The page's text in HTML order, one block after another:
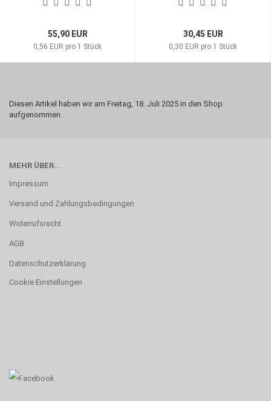
55,90 EUR
0,56 EUR pro 1 Stück
30,45 EUR
0,30 EUR pro 1 Stück
Diesen Artikel haben wir am Freitag, 18. Juli 2025 in den Shop
aufgenommen.
MEHR ÜBER...
Impressum
Versand und Zahlungsbedingungen
Widerrufsrecht
AGB
Datenschutzerklärung
Cookie Einstellungen